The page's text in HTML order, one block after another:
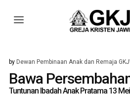
by Dewan Pembinaan Anak dan Remaja
Bawa
Tuntunan Ibadah Anak Pratama 13